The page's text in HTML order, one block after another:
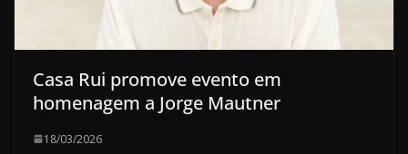
Casa Rui promove evento em
homenagem a Jorge Mautner
18/03/2026